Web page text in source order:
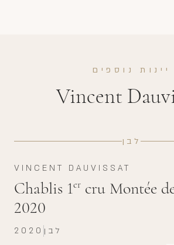
יינות נוספים
Vincent
לבן
VINCENT DAUVISSAT
Chablis 1er cru Montée
2020
2020 לבן